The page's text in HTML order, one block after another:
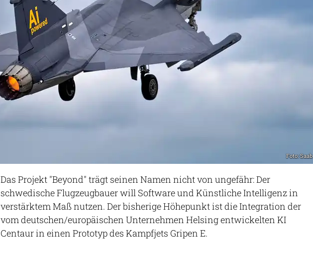
Foto: Saab
Das Projekt "Beyond" trägt seinen Namen nicht von ungefähr: Der
schwedische Flugzeugbauer will Software und Künstliche Intelligenz in
verstärktem Maß nutzen. Der bisherige Höhepunkt ist die Integration der
vom deutschen/europäischen Unternehmen Helsing entwickelten KI
Centaur in einen Prototyp des Kampfjets Gripen E.